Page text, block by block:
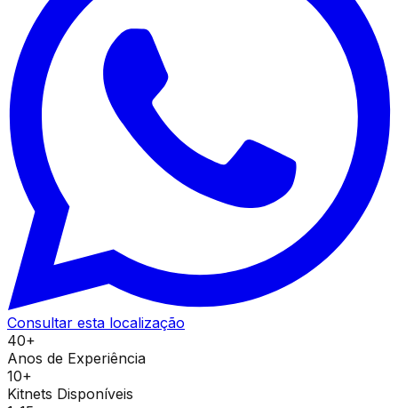
Consultar esta localização
40+
Anos de Experiência
10+
Kitnets Disponíveis